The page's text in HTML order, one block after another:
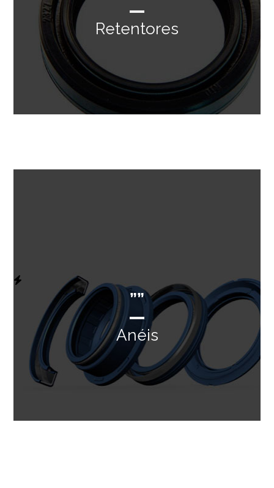
Retentores
””
Anéis